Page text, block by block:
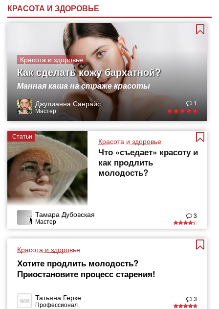
КРАСОТА И ЗДОРОВЬЕ
Красота и здоровье
Как сделать кожу бархатной?
Манная каша на страже красоты
Джулианна Санрайс
Мастер
1
Статьи
Красота и здоровье
Что «съедает» красоту и
как продлить
молодость?
Тамара Дубовская
Мастер
3
Красота и здоровье
Хотите продлить молодость?
Приостановите процесс старения!
Татьяна Герке
Профессионал
3